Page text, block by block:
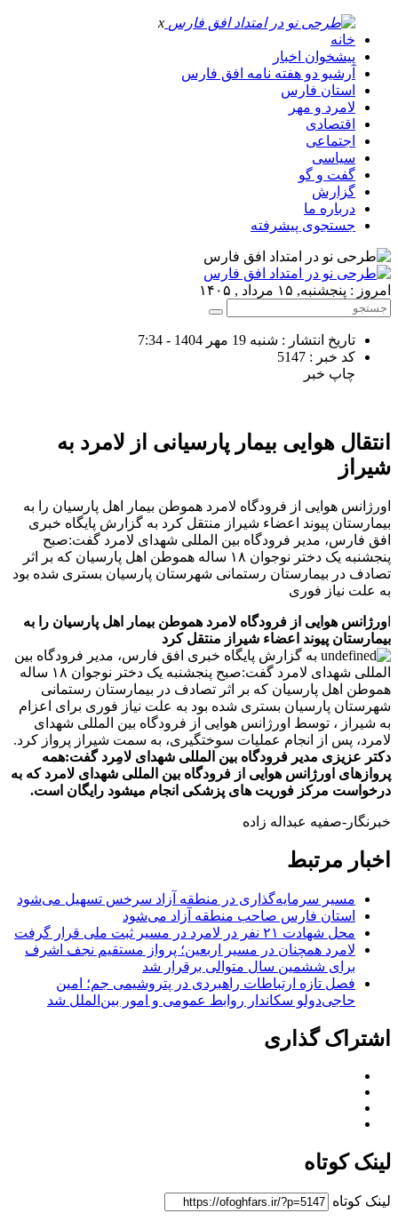
x
خانه
پیشخوان اخبار
آرشیو دو هفته نامه افق فارس
استان فارس
لامرد و مهر
اقتصادی
اجتماعی
سیاسی
گفت و گو
گزارش
درباره ما
جستجوی پیشرفته
امروز : پنجشنبه, ۱۵ مرداد , ۱۴۰۵
تاریخ انتشار : شنبه 19 مهر 1404 - 7:34
کد خبر : 5147
چاپ خبر
انتقال هوایی بیمار پارسیانی از لامرد به
شیراز
اورژانس هوایی از فرودگاه لامرد هموطن بیمار اهل پارسیان را به
بیمارستان پیوند اعضاء شیراز منتقل کرد به گزارش پایگاه خبری
افق فارس، مدیر فرودگاه بین المللی شهدای لامرد گفت:صبح
پنجشنبه یک دختر نوجوان ۱۸ ساله هموطن اهل پارسیان که بر اثر
تصادف در بیمارستان رستمانی شهرستان پارسیان بستری شده بود
به علت نیاز فوری
ورژانس هوایی از فرودگاه لامرد هموطن بیمار اهل پارسیان را به
بیمارستان پیوند اعضاء شیراز منتقل کرد
به گزارش پایگاه خبری افق فارس، مدیر فرودگاه بین
المللی شهدای لامرد گفت:صبح پنجشنبه یک دختر نوجوان ۱۸ ساله
هموطن اهل پارسیان که بر اثر تصادف در بیمارستان رستمانی
شهرستان پارسیان بستری شده بود به علت نیاز فوری برای اعزام
به شیراز ، توسط اورژانس هوایی از فرودگاه بین المللی شهدای
لامرد، پس از انجام عملیات سوختگیری، به سمت شیراز پرواز کرد.
دکتر عزیزی مدیر فرودگاه بین المللی شهدای لامِرد گفت:همه
پروازهای اورژانس هوایی از فرودگاه بین المللی شهدای لامرد که به
درخواست مرکز فوریت های پزشکی انجام میشود رایگان است.
خبرنگار-صفیه عبداله زاده
اخبار مرتبط
مسیر سرمایه‌گذاری در منطقه آزاد سرخس تسهیل می‌شود
استان فارس صاحب منطقه آزاد می‌شود
محل شهادت ۲۱ نفر در لامرد در مسیر ثبت ملی قرار گرفت
لامرد همچنان در مسیر اربعین؛ پرواز مستقیم نجف اشرف
برای ششمین سال متوالی برقرار شد
فصل تازه ارتباطات راهبردی در پتروشیمی جم؛ امین
حاجی‌دولو سکاندار روابط عمومی و امور بین‌الملل شد
اشتراک گذاری
لینک کوتاه
لینک کوتاه